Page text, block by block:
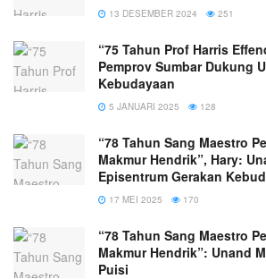
13 DESEMBER 2024 251
“75 Tahun Prof Harris
Pemprov Sumbar Dukung
Kebudayaan
5 JANUARI 2025 128
“78 Tahun Sang Maestro
Makmur Hendrik”, Hary:
Episentrum Gerakan
17 MEI 2025 170
“78 Tahun Sang Maestro
Makmur Hendrik”: Unand
Puisi